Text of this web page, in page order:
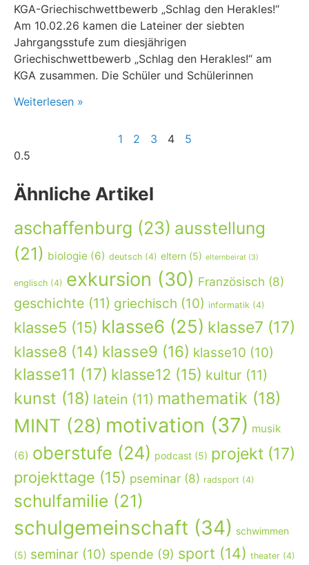
KGA-Griechischwettbewerb „Schlag den Herakles!“
Am 10.02.26 kamen die Lateiner der siebten
Jahrgangsstufe zum diesjährigen
Griechischwettbewerb „Schlag den Herakles!“ am
KGA zusammen. Die Schüler und Schülerinnen
Weiterlesen »
1 2 3 4 5
Ähnliche Artikel
aschaffenburg (23) ausstellung
(21) biologie (6) deutsch (4) eltern (5) elternbeirat (3)
englisch (4) exkursion (30) Französisch (8)
geschichte (11) griechisch (10) informatik (4)
klasse5 (15) klasse6 (25) klasse7 (17)
klasse8 (14) klasse9 (16) klasse10 (10)
klasse11 (17) klasse12 (15) kultur (11)
kunst (18) latein (11) mathematik (18)
MINT (28) motivation (37) musik
(6) oberstufe (24) podcast (5) projekt (17)
projekttage (15) pseminar (8) radsport (4)
schulfamilie (21)
schulgemeinschaft (34) schwimmen
(5) seminar (10) spende (9) sport (14) theater (4)